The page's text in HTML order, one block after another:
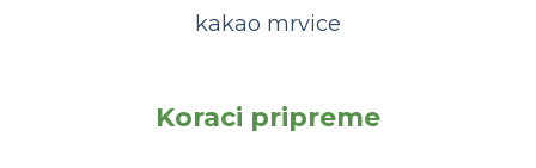
kakao mrvice
Koraci pripreme